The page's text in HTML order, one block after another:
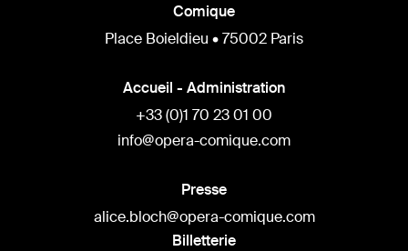
Comique
Place Boieldieu • 75002 Paris
Accueil - Administration
+33 (0)1 70 23 01 00
info@opera-comique.com
Presse
alice.bloch@opera-comique.com
Billetterie